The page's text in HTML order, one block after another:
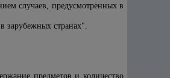
случаев, предусмотренных в
зарубежных странах".
предметов и количество